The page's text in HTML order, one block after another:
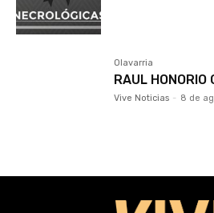
Olavarria
RAUL HONORIO
Vive Noticias - 8 de